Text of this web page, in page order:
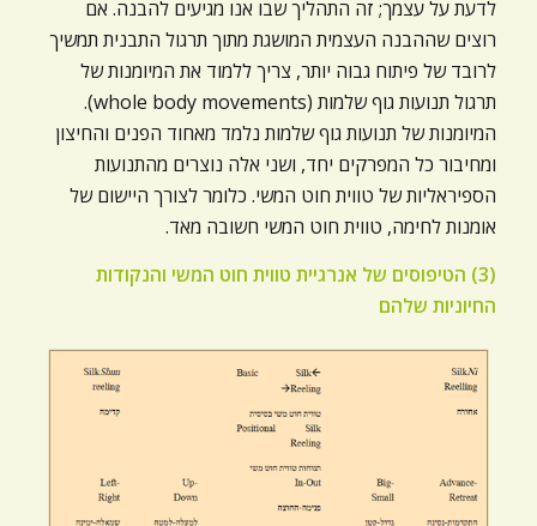
לדעת על עצמך; זה התהליך שבו אנו מגיעים להבנה. אם
רוצים שההבנה העצמית המושגת מתוך תרגול התבנית תמשיך
לרובד של פיתוח גבוה יותר, צריך ללמוד את המיומנות של
תרגול תנועות גוף שלמות (whole body movements).
המיומנות של תנועות גוף שלמות נלמד מאחוד הפנים והחיצון
ומחיבור כל המפרקים יחד, ושני אלה נוצרים מהתנועות
הספיראליות של טווית חוט המשי. כלומר לצורך היישום של
אומנות לחימה, טווית חוט המשי חשובה מאד.
(3) הטיפוסים של אנרגיית טווית חוט המשי והנקודות
החיוניות שלהם